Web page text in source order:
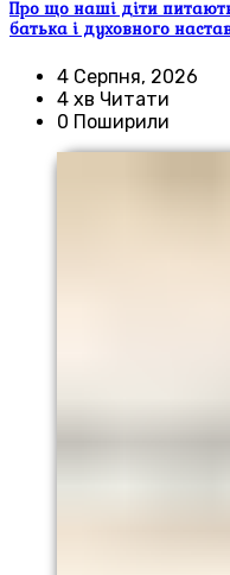
Про що наші діти
батька і духовного
4 Серпня, 2026
4 хв Читати
0 Поширили